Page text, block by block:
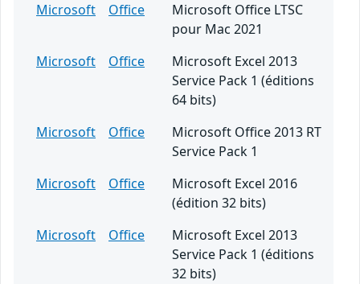
Microsoft
Office
Microsoft Office LTSC
pour Mac 2021
Microsoft
Office
Microsoft Excel 2013
Service Pack 1 (éditions
64 bits)
Microsoft
Office
Microsoft Office 2013 RT
Service Pack 1
Microsoft
Office
Microsoft Excel 2016
(édition 32 bits)
Microsoft
Office
Microsoft Excel 2013
Service Pack 1 (éditions
32 bits)